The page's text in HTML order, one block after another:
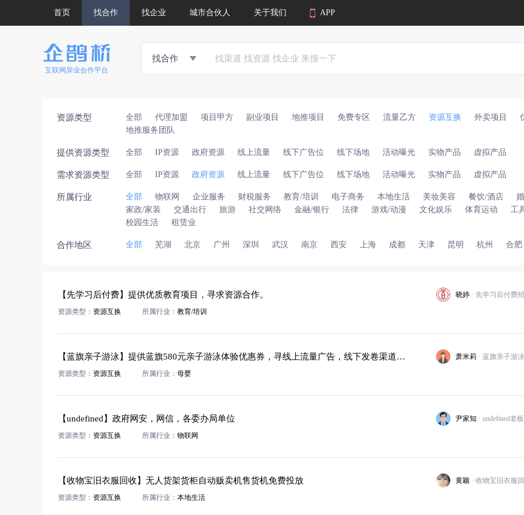
首页 找合作 找企业 城市合伙人 关于我们 APP
互联网异业合作平台
找合作
资源类型 全部 代理加盟 项目甲方 副业项目 地推项目 免费专区 流量乙方 资源互换 外卖项目
地推服务团队
提供资源类型 全部 IP资源 政府资源 线上流量 线下广告位 线下场地 活动曝光 实物产品 虚拟产品
需求资源类型 全部 IP资源 政府资源 线上流量 线下广告位 线下场地 活动曝光 实物产品 虚拟产品
所属行业 全部 物联网 企业服务 财税服务 教育/培训 电子商务 本地生活 美妆美容 餐饮/酒店
家政/家装
交通出行 旅游 社交网络 金融/银行 法律 游戏/动漫 文化娱乐 体育运动 工
校园生活
租赁业
合作地区 全部 芜湖 北京 广州 深圳 武汉 南京 西安 上海 成都 天津 昆明 杭州 合肥
【先学习后付费】提供优质教育项目，寻求资源合作。
资源类型： 资源互换 所属行业： 教育/培训
晓婷
【蓝旗亲子游泳】提供蓝旗580元亲子游泳体验优惠券，寻线上流量广告，线下发卷渠道合作
资源类型： 资源互换 所属行业： 母婴
萧米莉
【undefined】政府网安，网信，各委办局单位
资源类型： 资源互换 所属行业： 物联网
尹家知
【收物宝旧衣服回收】无人货架货柜自动贩卖机售货机免费投放
资源类型： 资源互换 所属行业： 本地生活
黄颖